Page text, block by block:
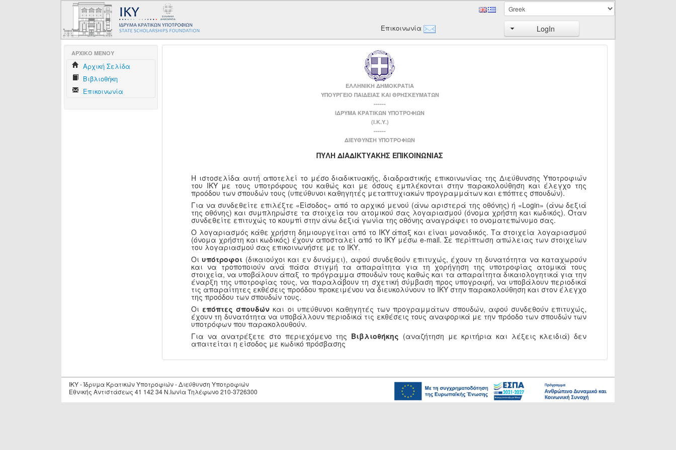
LogIn
Επικοινωνία
AΡΧΙΚΟ ΜΕΝΟΥ
Aρχική Σελίδα
Βιβλιοθήκη
Επικοινωνία
ΕΛΛΗΝΙΚΗ ΔΗΜΟΚΡΑΤΙΑ
ΥΠΟΥΡΓΕΙΟ ΠΑΙΔΕΙΑΣ ΚΑΙ ΘΡΗΣΚΕΥΜΑΤΩΝ
------
ΙΔΡΥΜΑ ΚΡΑΤΙΚΩΝ ΥΠΟΤΡΟΦΙΩΝ
(Ι.Κ.Υ.)
------
ΔΙΕΥΘΥΝΣΗ ΥΠΟΤΡΟΦΙΩΝ
ΠΥΛΗ ΔΙΑΔΙΚΤΥΑΚΗΣ ΕΠΙΚΟΙΝΩΝΙΑΣ
Η ιστοσελίδα αυτή αποτελεί το μέσο διαδικτυακής, διαδραστικής επικοινωνίας της Διεύθυνσης Υποτροφιών
του ΙΚΥ με τους υποτρόφους του καθώς και με όσους εμπλέκονται στην παρακολούθηση και έλεγχο της
προόδου των σπουδών τους (υπεύθυνοι καθηγητές μεταπτυχιακών προγραμμάτων και επόπτες σπουδών).
Για να συνδεθείτε επιλέξτε «Είσοδος» από το αρχικό μενού (άνω αριστερά της οθόνης) ή «Login» (άνω δεξιά
της οθόνης) και συμπληρώστε τα στοιχεία του ατομικού σας λογαριασμού (όνομα χρήστη και κωδικός). Όταν
συνδεθείτε επιτυχώς το κουμπί στην άνω δεξιά γωνία της οθόνης αναγράφει το ονοματεπώνυμο σας.
Ο λογαριασμός κάθε χρήστη δημιουργείται από το ΙΚΥ άπαξ και είναι μοναδικός. Τα στοιχεία λογαριασμού
(όνομα χρήστη και κωδικός) έχουν αποσταλεί από το ΙΚΥ μέσω e-mail. Σε περίπτωση απώλειας των στοιχείων
του λογαριασμού σας επικοινωνήστε με το ΙΚΥ.
Οιυπότροφοι (δικαιούχοι και εν δυνάμει), αφού συνδεθούν επιτυχώς, έχουν τη δυνατότητα να καταχωρούν
και να τροποποιούν ανά πάσα στιγμή τα απαραίτητα για τη χορήγηση της υποτροφίας ατομικά τους
στοιχεία, να υποβάλουν άπαξ το πρόγραμμα σπουδών τους καθώς και τα απαραίτητα δικαιολογητικά για την
έναρξη της υποτροφίας τους, να παραλάβουν τη σχετική σύμβαση προς υπογραφή, να υποβάλουν περιοδικά
τις απαραίτητες εκθέσεις προόδου προκειμένου να διευκολύνουν το ΙΚΥ στην παρακολούθηση και στον έλεγχο
της προόδου των σπουδών τους.
Οι επόπτες σπουδών και οι υπεύθυνοι καθηγητές των προγραμμάτων σπουδών, αφού συνδεθούν επιτυχώς,
έχουν τη δυνατότητα να υποβάλλουν περιοδικά τις εκθέσεις τους αναφορικά με την πρόοδο των σπουδών των
υποτρόφων που παρακολουθούν.
Για να ανατρέξετε στο περιεχόμενο της Βιβλιοθήκης (αναζήτηση με κριτήρια και λέξεις κλειδιά) δεν
απαιτείται η είσοδος με κωδικό πρόσβασης
IKY - Ίδρυμα Κρατικών Υποτροφιών - Διεύθυνση Υποτροφιών
Εθνικής Αντιστάσεως 41 142 34 Ν.Ιωνία Τηλέφωνο 210-3726300